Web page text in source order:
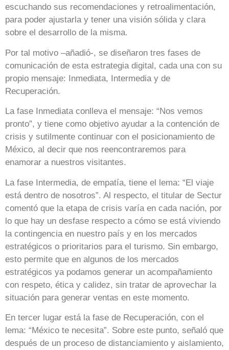
escuchando sus recomendaciones y retroalimentación,
para poder ajustarla y tener una visión sólida y clara
sobre el desarrollo de la misma.
Por tal motivo –añadió-, se diseñaron tres fases de
comunicación de esta estrategia digital, cada una con su
propio mensaje: Inmediata, Intermedia y de
Recuperación.
La fase Inmediata conlleva el mensaje: “Nos vemos
pronto”, y tiene como objetivo ayudar a la contención de
crisis y sutilmente continuar con el posicionamiento de
México, al decir que nos reencontraremos para
enamorar a nuestros visitantes.
La fase Intermedia, de empatía, tiene el lema: “El viaje
está dentro de nosotros”. Al respecto, el titular de Sectur
comentó que la etapa de crisis varía en cada nación, por
lo que hay un desfase respecto a cómo se está viviendo
la contingencia en nuestro país y en los mercados
estratégicos o prioritarios para el turismo. Sin embargo,
esto permite que en algunos de los mercados
estratégicos ya podamos generar un acompañamiento
con respeto, ética y calidez, sin tratar de aprovechar la
situación para generar ventas en este momento.
En tercer lugar está la fase de Recuperación, con el
lema: “México te necesita”. Sobre este punto, señaló que
después de un proceso de distanciamiento y aislamiento,